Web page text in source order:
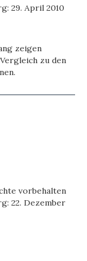
29. April 2010
zeigen
zu den
vorbehalten
22. Dezember